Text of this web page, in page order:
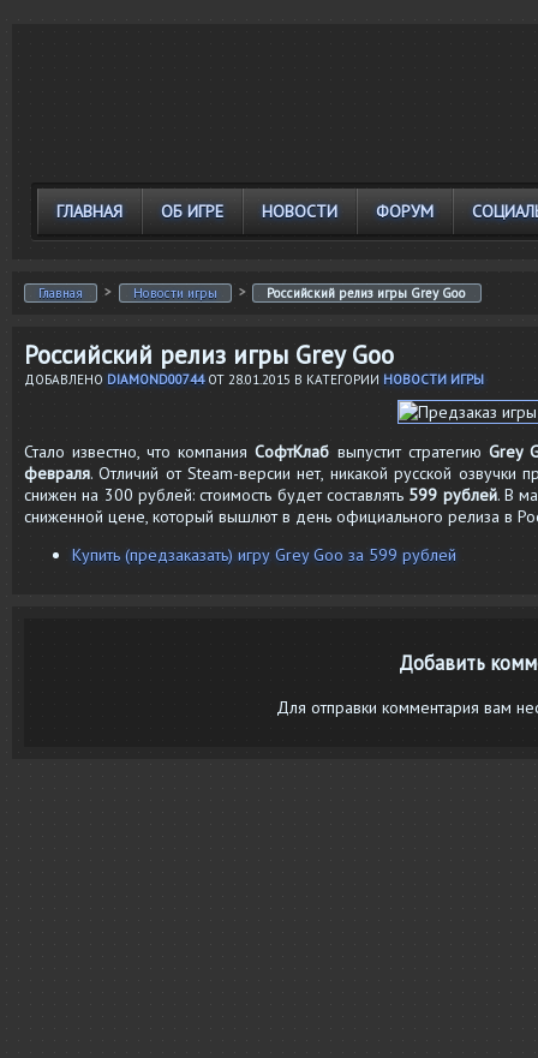
ГЛАВНАЯ ОБ ИГРЕ НОВОСТИ ФОРУМ
Главная > Новости игры > Российский релиз игры Grey Goo
Российский релиз игры Grey Goo
ДОБАВЛЕНО DIAMOND00744ОТ 28.01.2015 В КАТЕГОРИИ НОВОСТИ ИГРЫ
Стало известно, что компанияСофтКлаб выпустит стратегию Grey
февраля. Отличий от Steam-версии нет, никакой русской озвучки
снижен на 300 рублей: стоимость будет составлять 599 рублей. В
сниженной цене, который вышлют в день официального релиза в
Купить (предзаказать) игру Grey Goo за 599 рублей
Добавить
Для отправки комментария вам